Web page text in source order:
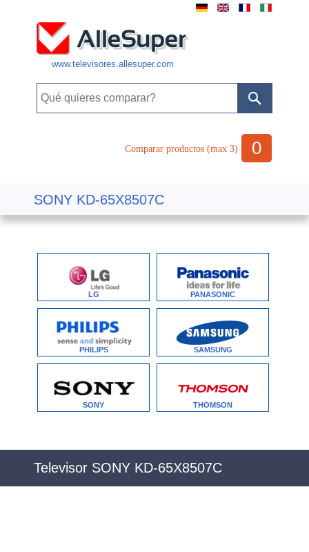
www.televisores.allesuper.com
Comparar productos (max 3) 0
SONY KD-65X8507C
LG PANASONIC
PHILIPS SAMSUNG
SONY THOMSON
Televisor SONY KD-65X8507C